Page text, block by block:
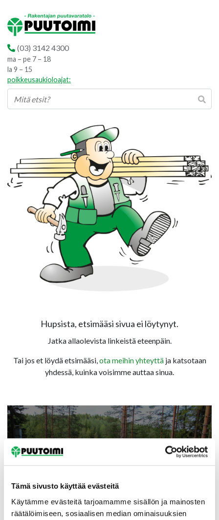
Tämä sivusto käyttää evästeitä
Käytämme evästeitä tarjoamamme sisällön ja mainosten
räätälöimiseen, sosiaalisen median ominaisuuksien
(03) 3142 4300
ma – pe 7 – 18
la 9 – 15
poikkeusaukioloajat:
Hupsista, etsimääsi sivua ei löytynyt.
Jatka allaolevista linkeistä eteenpäin.
Tai jos et löydä etsimääsi,ota meihin yhteyttäja katsotaan
yhdessä, kuinka voisimme auttaa sinua.